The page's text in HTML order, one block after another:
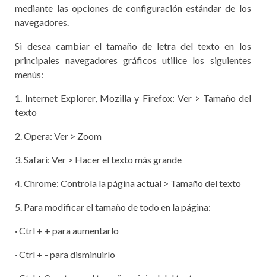
mediante las opciones de configuración estándar de los
navegadores.
Si desea cambiar el tamaño de letra del texto en los
principales navegadores gráficos utilice los siguientes
menús:
1. Internet Explorer, Mozilla y Firefox: Ver > Tamaño del
texto
2. Opera: Ver > Zoom
3. Safari: Ver > Hacer el texto más grande
4. Chrome: Controla la página actual > Tamaño del texto
5. Para modificar el tamaño de todo en la página:
· Ctrl + + para aumentarlo
· Ctrl + - para disminuirlo